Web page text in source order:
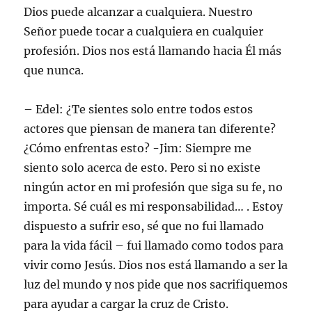
Dios puede alcanzar a cualquiera. Nuestro
Señor puede tocar a cualquiera en cualquier
profesión. Dios nos está llamando hacia Él más
que nunca.
– Edel: ¿Te sientes solo entre todos estos
actores que piensan de manera tan diferente?
¿Cómo enfrentas esto? -Jim: Siempre me
siento solo acerca de esto. Pero si no existe
ningún actor en mi profesión que siga su fe, no
importa. Sé cuál es mi responsabilidad… . Estoy
dispuesto a sufrir eso, sé que no fui llamado
para la vida fácil – fui llamado como todos para
vivir como Jesús. Dios nos está llamando a ser la
luz del mundo y nos pide que nos sacrifiquemos
para ayudar a cargar la cruz de Cristo.